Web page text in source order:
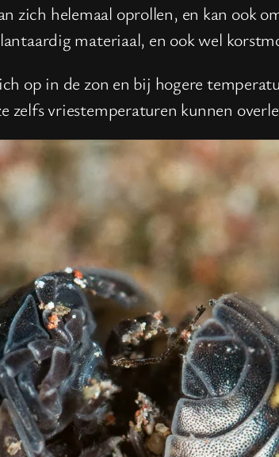
zich helemaal oprollen, en kan ook
materiaal, en ook wel
op in de zon en bij hogere
zelfs vriestemperaturen kunnen